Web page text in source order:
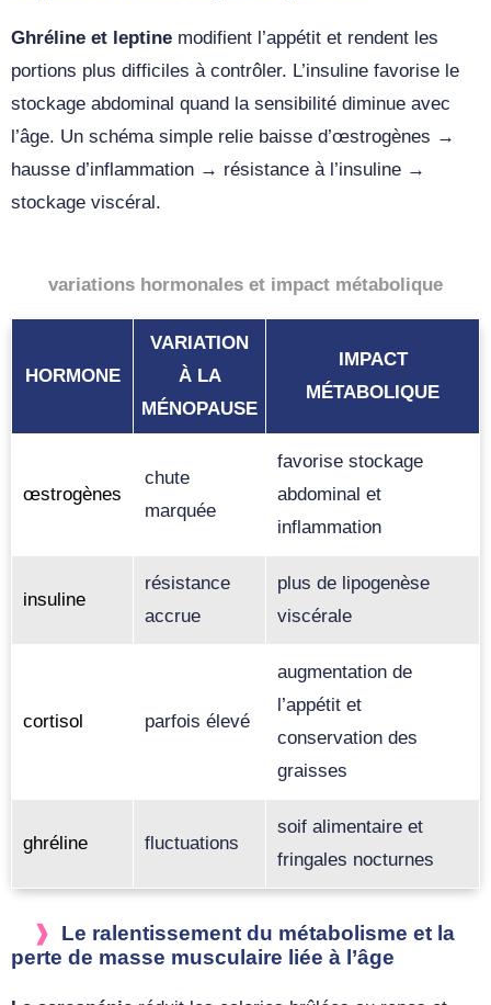
Ghréline et leptine modifient l’appétit et rendent les
portions plus difficiles à contrôler. L’insuline favorise le
stockage abdominal quand la sensibilité diminue avec
l’âge. Un schéma simple relie baisse d’œstrogènes →
hausse d’inflammation → résistance à l’insuline →
stockage viscéral.
variations hormonales et impact métabolique
HORMONE
VARIATION
À LA
MÉNOPAUSE
IMPACT
MÉTABOLIQUE
œstrogènes
chute
marquée
favorise stockage
abdominal et
inflammation
insuline
résistance
accrue
plus de lipogenèse
viscérale
cortisol parfois élevé
augmentation de
l’appétit et
conservation des
graisses
ghréline fluctuations
soif alimentaire et
fringales nocturnes
Le ralentissement du métabolisme et la
perte de masse musculaire liée à l’âge